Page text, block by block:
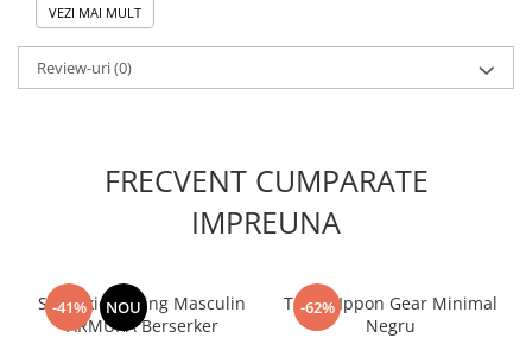
pentru antrenamente intense
✔Tehnologie de imprimare sublimată:
durabile, care nu se estompează
✔Design ergonomic:
libertate totală de
Utilizare versatilă:Potrivit pentru kickboxing, muay thai,
box și alte sporturi de contact
Domină ringul cu Short-ul Kickboxing ARMURA Neo
Ronin 2.0 – confort, stil și performanță de top!
VEZI MAI MULT
Review-uri(0)
FRECVENT CUMPARATE
IMPREUNA
-41% NOU
Short kickboxing Masculin
ARMURA Berserker
-62%
Tricou Ippon Gear Minimal
Negru